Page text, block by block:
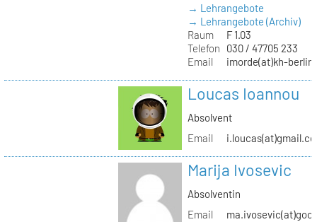
→ Lehrangebote
→ Lehrangebote (Archiv)
Raum
F 1.03
Telefon
030 / 47705 233
Email
imorde(at)kh-
Loucas Ioannou
Absolvent
Email
Marija Ivosevic
Absolventin
Email